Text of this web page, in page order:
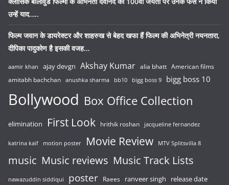
उन्हें याद…..
फिल्म जवान के डायरेक्टर और शाहरुख से बेहद खफा हैं फिल्म की अभिनेत्री नयनतारा,
दीपिका पादुकोण है इसकी वजह…
aamir khan ajay devgn Akshay Kumar alia bhatt American films
amitabh bachchan anushka sharma bb10 bigg boss 9 bigg boss 10
Bollywood Box Office Collection
elimination First Look hrithik roshan jacqueline fernandez
katrina kaif motion poster Movie Review MTV Splitsvilla 8
music Music reviews Music Track Lists
nawazuddin siddiqui poster Raees ranveer singh release date